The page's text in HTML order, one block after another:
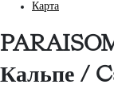
Карта
Кальпе /